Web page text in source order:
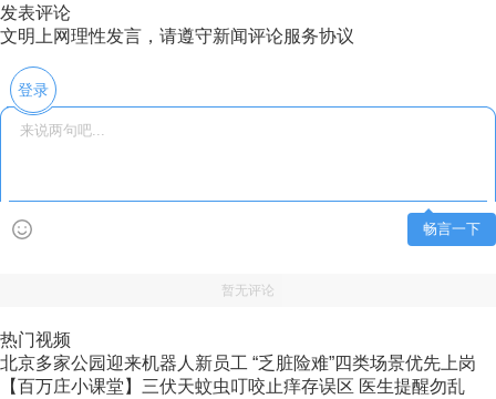
发表评论
文明上网理性发言，请遵守新闻评论服务协议
登录
畅言一下
暂无评论
热门视频
北京多家公园迎来机器人新员工 “乏脏险难”四类场景优先上岗
【百万庄小课堂】三伏天蚊虫叮咬止痒存误区 医生提醒勿乱